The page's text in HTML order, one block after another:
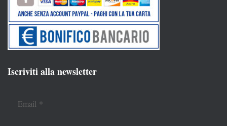
Iscriviti alla newsletter
Email *